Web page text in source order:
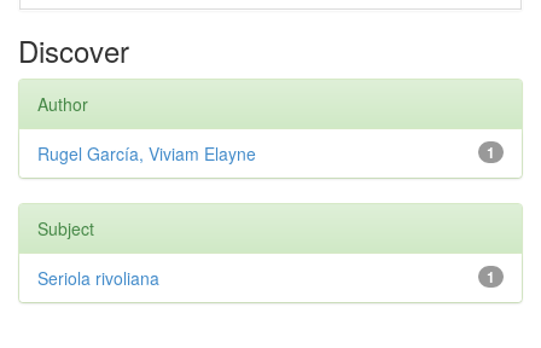
Discover
Author
1
Rugel García, Viviam Elayne
Subject
1
Seriola rivoliana